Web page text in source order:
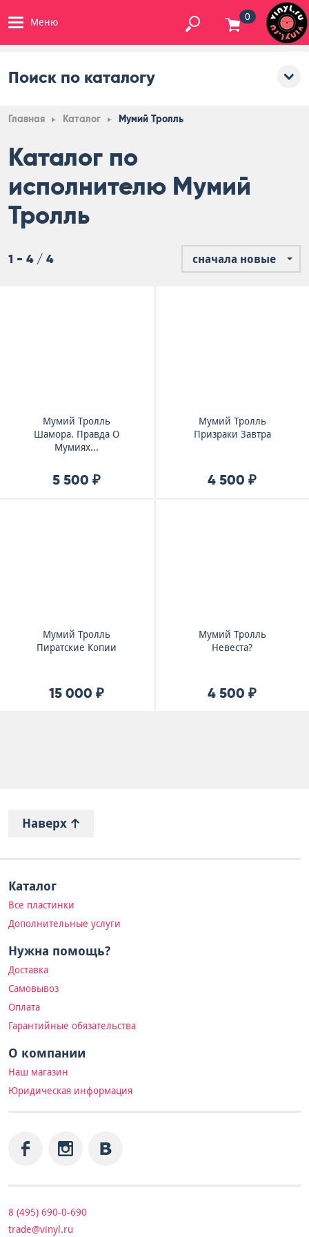
Меню 0
Поиск по каталогу
Главная Каталог Мумий Тролль
Каталог по
исполнителю Мумий
Тролль
1 - 4 / 4 сначала новые
Мумий Тролль
Шамора. Правда О
Мумиях...
5 500 ₽
Мумий Тролль
Призраки Завтра
4 500 ₽
Мумий Тролль
Пиратские Копии
15 000 ₽
Мумий Тролль
Невеста?
4 500 ₽
Наверх
Каталог
Все пластинки
Дополнительные услуги
Нужна помощь?
Доставка
Самовывоз
Оплата
Гарантийные обязательства
О компании
Наш магазин
Юридическая информация
8 (495) 690-0-690
trade@vinyl.ru